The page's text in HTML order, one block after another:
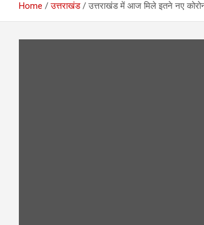
Home उत्तराखंड उत्तराखंड में आज मिले इतने नए